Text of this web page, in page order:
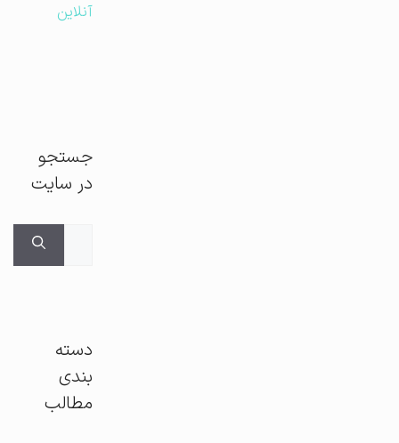
آنلاین
جستجو
در سایت
دسته
بندی
مطالب